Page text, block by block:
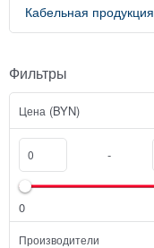
Кабельная продукция
Фильтры
Цена (BYN)
-
0
Производители